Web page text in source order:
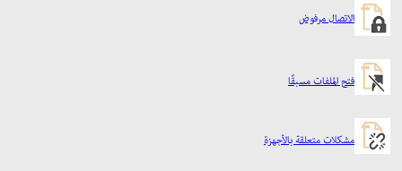
الاتصال مرفوض
فتح الملفات مسبقًا
مشكلات متعلقة بالأجهزة